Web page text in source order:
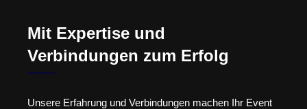
Mit Expertise und
Verbindungen zum Erfolg
Unsere Erfahrung und Verbindungen machen Ihr Event